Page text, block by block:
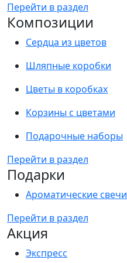
Перейти в раздел
Композиции
Сердца из цветов
Шляпные коробки
Цветы в коробках
Корзины с цветами
Подарочные наборы
Перейти в раздел
Подарки
Ароматические свечи
Перейти в раздел
Акция
Экспресс